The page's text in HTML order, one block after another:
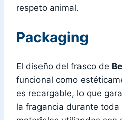
respeto animal.
Packaging
El diseño del frasco de
funcional como
es recargable, lo que
la fragancia durante